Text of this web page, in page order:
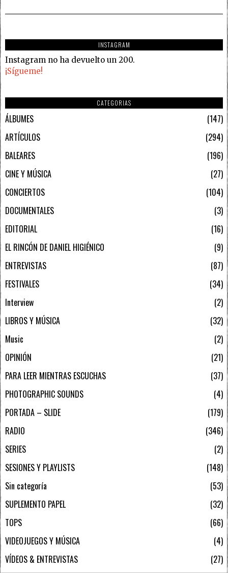
INSTAGRAM
Instagram no ha devuelto un 200.
¡Sígueme!
CATEGORIAS
ÁLBUMES
147
ARTÍCULOS
294
BALEARES
196
CINE Y MÚSICA
27
CONCIERTOS
104
DOCUMENTALES
3
EDITORIAL
16
EL RINCÓN DE DANIEL HIGIÉNICO
9
ENTREVISTAS
87
FESTIVALES
34
Interview
2
LIBROS Y MÚSICA
32
Music
2
OPINIÓN
21
PARA LEER MIENTRAS ESCUCHAS
37
PHOTOGRAPHIC SOUNDS
4
PORTADA – SLIDE
179
RADIO
346
SERIES
2
SESIONES Y PLAYLISTS
148
Sin categoría
53
SUPLEMENTO PAPEL
32
TOPS
66
VIDEOJUEGOS Y MÚSICA
4
VÍDEOS & ENTREVISTAS
27